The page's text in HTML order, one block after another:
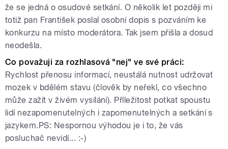
že se jedná o osudové setkání. O několik let později mi
totiž pan František poslal osobní dopis s pozváním ke
konkurzu na místo moderátora. Tak jsem přišla a dosud
neodešla.
Co považuji za rozhlasová "nej" ve své práci:
Rychlost přenosu informací, neustálá nutnost udržovat
mozek v bdělém stavu (člověk by neřekl, co všechno
může zažít v živém vysílání). Příležitost potkat spoustu
lidí nezapomenutelných i zapomenutelných a setkání s
jazykem.PS: Nespornou výhodou je i to, že vás
posluchač nevidí... :-)